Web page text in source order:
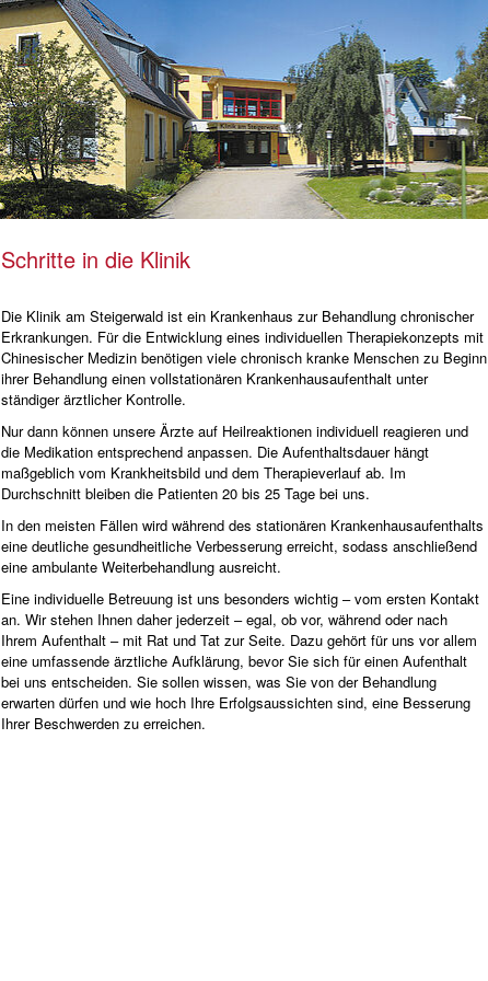
Schritte in die Klinik
Die Klinik am Steigerwald ist ein Krankenhaus zur Behandlung chronischer
Erkrankungen. Für die Entwicklung eines individuellen Therapiekonzepts mit
Chinesischer Medizin benötigen viele chronisch kranke Menschen zu Beginn
ihrer Behandlung einen vollstationären Krankenhausaufenthalt unter
ständiger ärztlicher Kontrolle.
Nur dann können unsere Ärzte auf Heilreaktionen individuell reagieren und
die Medikation entsprechend anpassen. Die Aufenthaltsdauer hängt
maßgeblich vom Krankheitsbild und dem Therapieverlauf ab. Im
Durchschnitt bleiben die Patienten 20 bis 25 Tage bei uns.
In den meisten Fällen wird während des stationären Krankenhausaufenthalts
eine deutliche gesundheitliche Verbesserung erreicht, sodass anschließend
eine ambulante Weiterbehandlung ausreicht.
Eine individuelle Betreuung ist uns besonders wichtig – vom ersten Kontakt
an. Wir stehen Ihnen daher jederzeit – egal, ob vor, während oder nach
Ihrem Aufenthalt – mit Rat und Tat zur Seite. Dazu gehört für uns vor allem
eine umfassende ärztliche Aufklärung, bevor Sie sich für einen Aufenthalt
bei uns entscheiden. Sie sollen wissen, was Sie von der Behandlung
erwarten dürfen und wie hoch Ihre Erfolgsaussichten sind, eine Besserung
Ihrer Beschwerden zu erreichen.